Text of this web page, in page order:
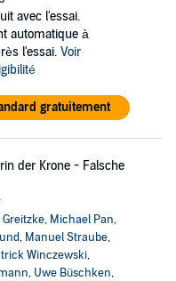
avec l'essai.
automatique à
l'essai. Voir
gratuitement
der Krone - Falsche
, Michael Pan,
, Manuel Straube,
Winczewski,
, Uwe Büschken,